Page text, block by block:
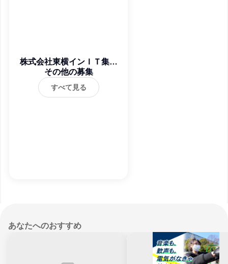
株式会社東横インＩＴ集客
ソリューション
その他の募集
すべて見る
あなたへのおすすめ